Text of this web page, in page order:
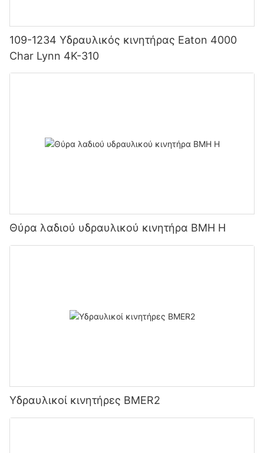
109-1234 Υδραυλικός κινητήρας Eaton 4000
Char Lynn 4K-310
Θύρα λαδιού υδραυλικού κινητήρα BMH H
Υδραυλικοί κινητήρες BMER2